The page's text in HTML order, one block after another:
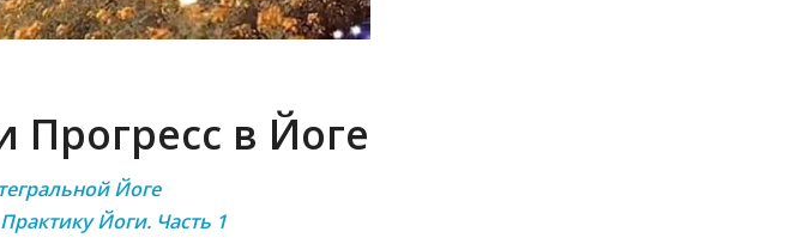
Прогресс в Йоге
Йоге
Йоги. Часть 1